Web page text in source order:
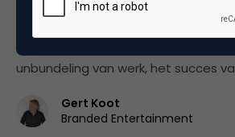
De week van Koot is terug van
schreeuw in IJsland, single-operator
unbundeling van werk, het succes
Gert Koot
Branded Entertainment